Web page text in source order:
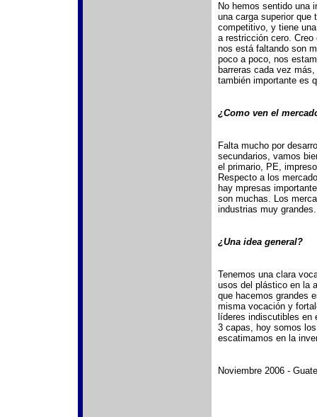
No hemos sentido una
una carga superior que
competitivo, y tiene
a restricción cero.
nos está faltando son
poco a poco, nos
barreras cada vez
también importante es
¿Como ven el
Falta mucho por
secundarios, vamos
el primario, PE,
Respecto a los
hay mpresas
son muchas. Los
industrias muy grandes.
¿Una idea general?
Tenemos una clara
usos del plástico en la
que hacemos grandes
misma vocación y
líderes indiscutibles
3 capas, hoy somos
escatimamos en la
Noviembre 2006 -